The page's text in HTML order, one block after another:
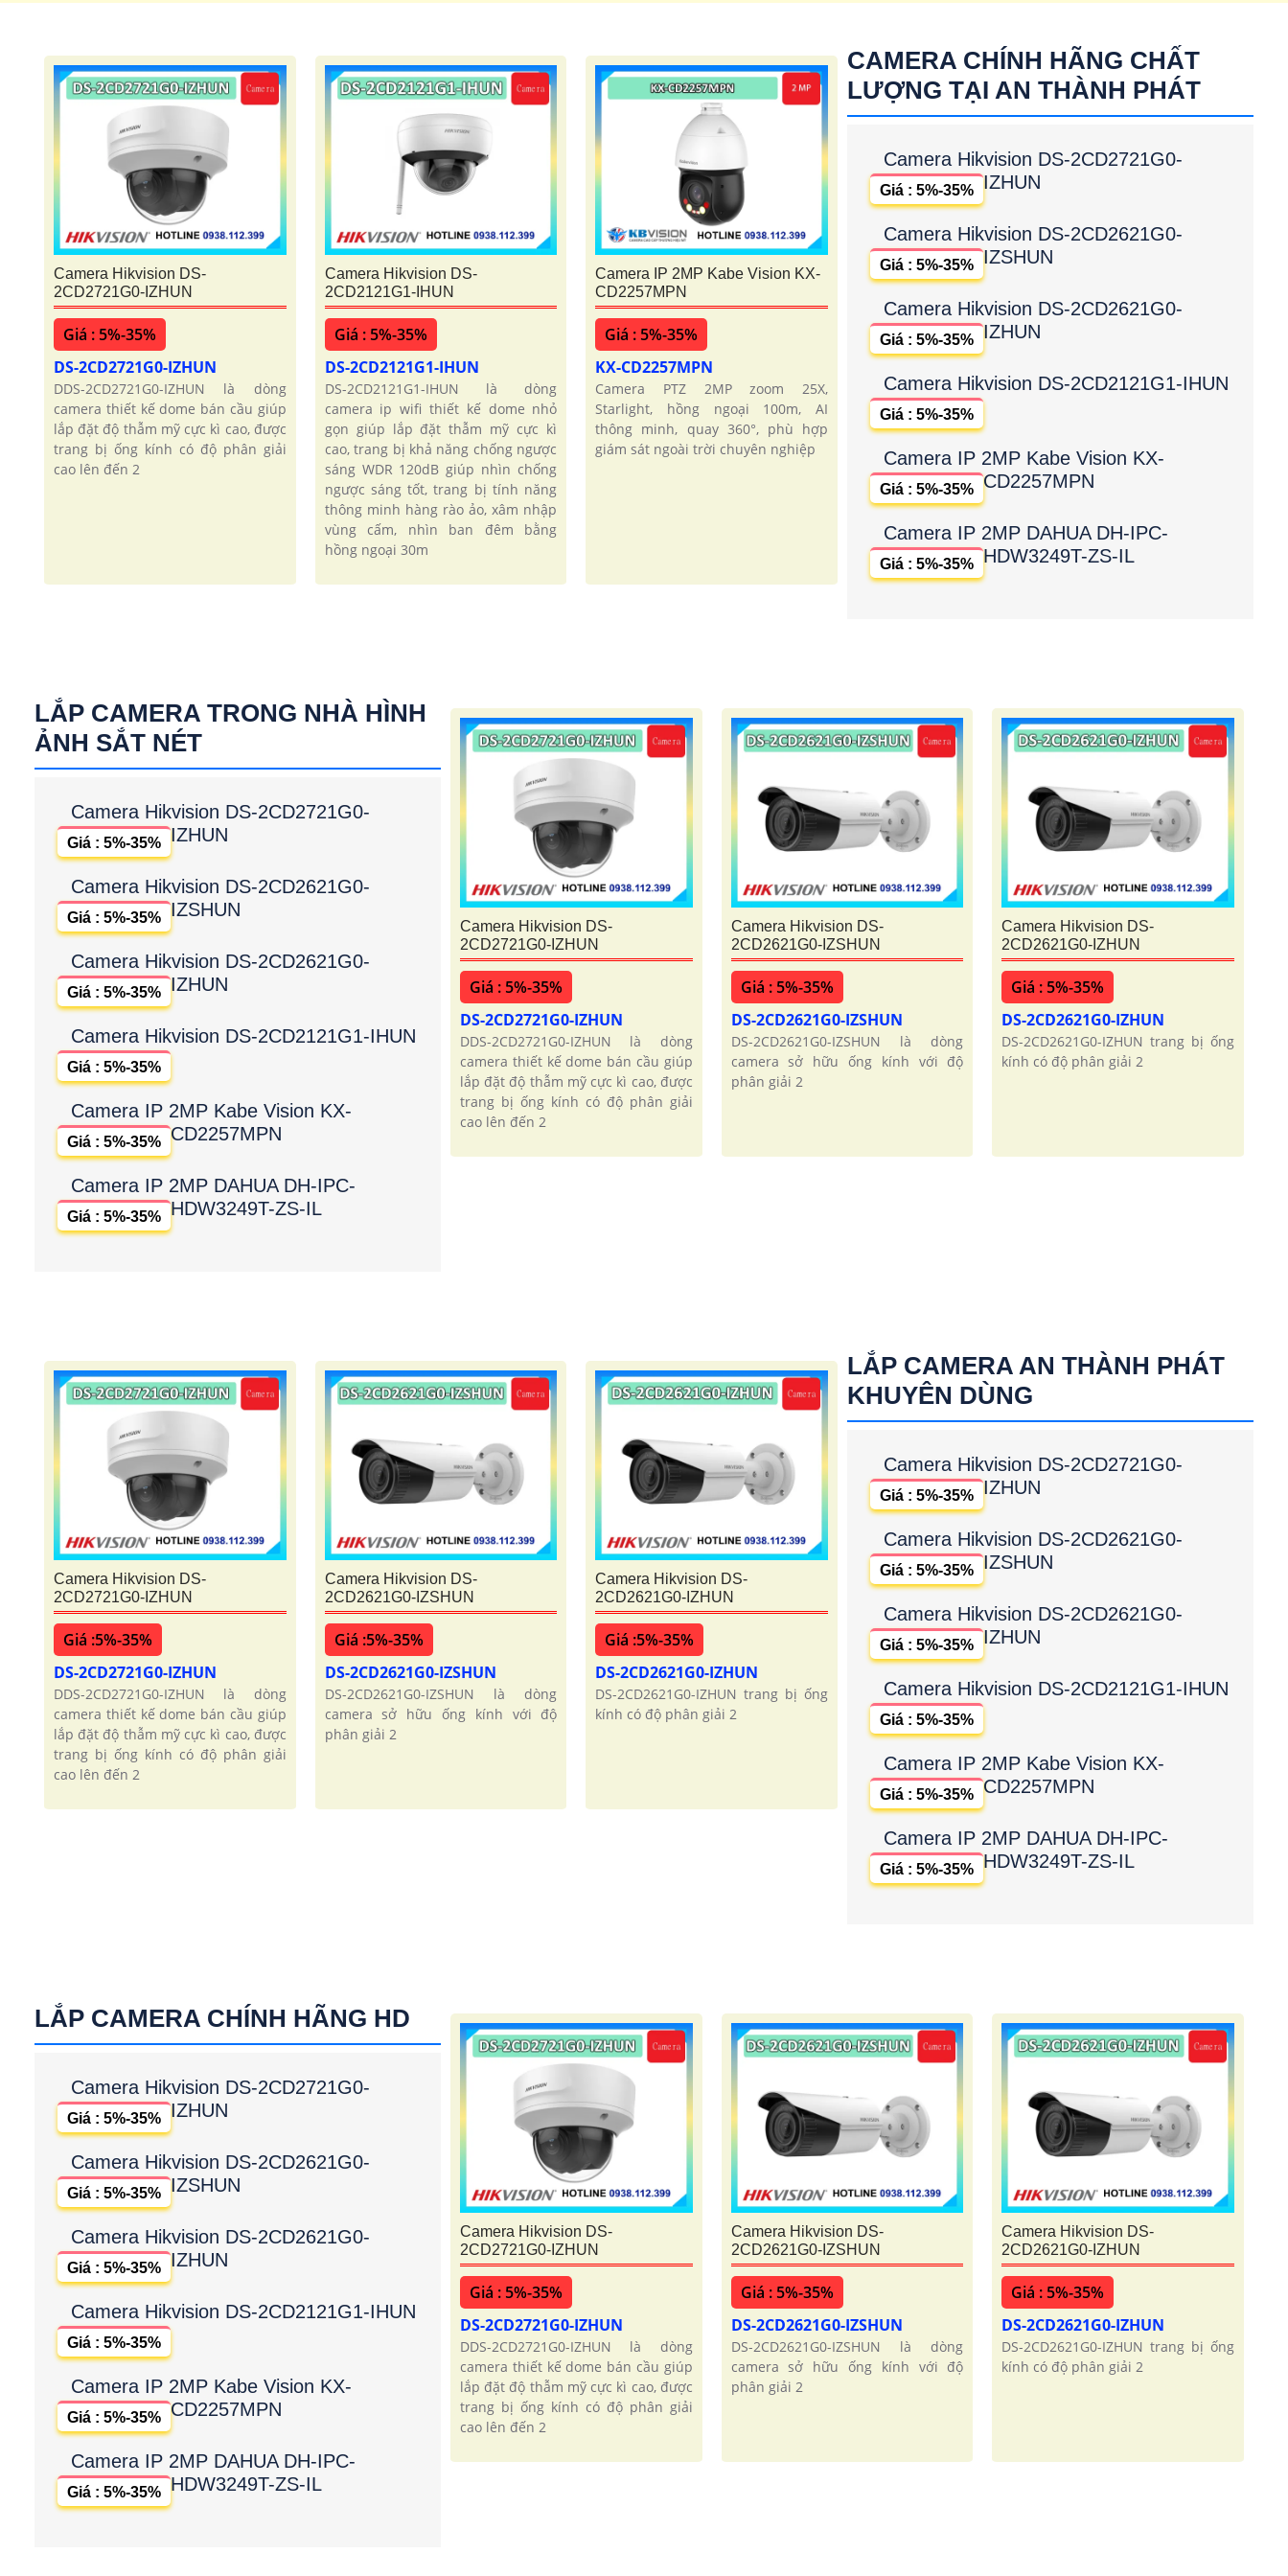
Camera Hikvision DS-
2CD2721G0-IZHUN
Giá : 5%-35%
DS-2CD2721G0-IZHUN
DDS-2CD2721G0-IZHUN là dòng
camera thiết kế dome bán cầu giúp
lắp đặt độ thẫm mỹ cực kì cao, được
trang bị ống kính có độ phân giải
cao lên đến 2
Camera Hikvision DS-
2CD2121G1-IHUN
Giá : 5%-35%
DS-2CD2121G1-IHUN
DS-2CD2121G1-IHUN là dòng
camera ip wifi thiết kế dome nhỏ
gọn giúp lắp đặt thẫm mỹ cực kì
cao, trang bị khả năng chống ngược
sáng WDR 120dB giúp nhìn chống
ngược sáng tốt, trang bị tính năng
thông minh hàng rào ảo, xâm nhập
vùng cấm, nhìn ban đêm bằng
hồng ngoại 30m
Camera IP 2MP Kabe Vision KX-
CD2257MPN
Giá : 5%-35%
KX-CD2257MPN
Camera PTZ 2MP zoom 25X,
Starlight, hồng ngoại 100m, AI
thông minh, quay 360°, phù hợp
giám sát ngoài trời chuyên nghiệp
CAMERA CHÍNH HÃNG CHẤT
LƯỢNG TẠI AN THÀNH PHÁT
Camera Hikvision DS-2CD2721G0-
IZHUN
Giá : 5%-35%
Camera Hikvision DS-2CD2621G0-
IZSHUN
Giá : 5%-35%
Camera Hikvision DS-2CD2621G0-
IZHUN
Giá : 5%-35%
Camera Hikvision DS-2CD2121G1-IHUN
Giá : 5%-35%
Camera IP 2MP Kabe Vision KX-
CD2257MPN
Giá : 5%-35%
Camera IP 2MP DAHUA DH-IPC-
HDW3249T-ZS-IL
Giá : 5%-35%
LẮP CAMERA TRONG NHÀ HÌNH
ẢNH SẮT NÉT
Camera Hikvision DS-2CD2721G0-
IZHUN
Giá : 5%-35%
Camera Hikvision DS-2CD2621G0-
IZSHUN
Giá : 5%-35%
Camera Hikvision DS-2CD2621G0-
IZHUN
Giá : 5%-35%
Camera Hikvision DS-2CD2121G1-IHUN
Giá : 5%-35%
Camera IP 2MP Kabe Vision KX-
CD2257MPN
Giá : 5%-35%
Camera IP 2MP DAHUA DH-IPC-
HDW3249T-ZS-IL
Giá : 5%-35%
Camera Hikvision DS-
2CD2721G0-IZHUN
Giá : 5%-35%
DS-2CD2721G0-IZHUN
DDS-2CD2721G0-IZHUN là dòng
camera thiết kế dome bán cầu giúp
lắp đặt độ thẫm mỹ cực kì cao, được
trang bị ống kính có độ phân giải
cao lên đến 2
Camera Hikvision DS-
2CD2621G0-IZSHUN
Giá : 5%-35%
DS-2CD2621G0-IZSHUN
DS-2CD2621G0-IZSHUN là dòng
camera sở hữu ống kính với độ
phân giải 2
Camera Hikvision DS-
2CD2621G0-IZHUN
Giá : 5%-35%
DS-2CD2621G0-IZHUN
DS-2CD2621G0-IZHUN trang bị ống
kính có độ phân giải 2
Camera Hikvision DS-
2CD2721G0-IZHUN
Giá :5%-35%
DS-2CD2721G0-IZHUN
DDS-2CD2721G0-IZHUN là dòng
camera thiết kế dome bán cầu giúp
lắp đặt độ thẫm mỹ cực kì cao, được
trang bị ống kính có độ phân giải
cao lên đến 2
Camera Hikvision DS-
2CD2621G0-IZSHUN
Giá :5%-35%
DS-2CD2621G0-IZSHUN
DS-2CD2621G0-IZSHUN là dòng
camera sở hữu ống kính với độ
phân giải 2
Camera Hikvision DS-
2CD2621G0-IZHUN
Giá :5%-35%
DS-2CD2621G0-IZHUN
DS-2CD2621G0-IZHUN trang bị ống
kính có độ phân giải 2
LẮP CAMERA AN THÀNH PHÁT
KHUYÊN DÙNG
Camera Hikvision DS-2CD2721G0-
IZHUN
Giá : 5%-35%
Camera Hikvision DS-2CD2621G0-
IZSHUN
Giá : 5%-35%
Camera Hikvision DS-2CD2621G0-
IZHUN
Giá : 5%-35%
Camera Hikvision DS-2CD2121G1-IHUN
Giá : 5%-35%
Camera IP 2MP Kabe Vision KX-
CD2257MPN
Giá : 5%-35%
Camera IP 2MP DAHUA DH-IPC-
HDW3249T-ZS-IL
Giá : 5%-35%
LẮP CAMERA CHÍNH HÃNG HD
Camera Hikvision DS-2CD2721G0-
IZHUN
Giá : 5%-35%
Camera Hikvision DS-2CD2621G0-
IZSHUN
Giá : 5%-35%
Camera Hikvision DS-2CD2621G0-
IZHUN
Giá : 5%-35%
Camera Hikvision DS-2CD2121G1-IHUN
Giá : 5%-35%
Camera IP 2MP Kabe Vision KX-
CD2257MPN
Giá : 5%-35%
Camera IP 2MP DAHUA DH-IPC-
HDW3249T-ZS-IL
Giá : 5%-35%
Camera Hikvision DS-
2CD2721G0-IZHUN
Giá : 5%-35%
DS-2CD2721G0-IZHUN
DDS-2CD2721G0-IZHUN là dòng
camera thiết kế dome bán cầu giúp
lắp đặt độ thẫm mỹ cực kì cao, được
trang bị ống kính có độ phân giải
cao lên đến 2
Camera Hikvision DS-
2CD2621G0-IZSHUN
Giá : 5%-35%
DS-2CD2621G0-IZSHUN
DS-2CD2621G0-IZSHUN là dòng
camera sở hữu ống kính với độ
phân giải 2
Camera Hikvision DS-
2CD2621G0-IZHUN
Giá : 5%-35%
DS-2CD2621G0-IZHUN
DS-2CD2621G0-IZHUN trang bị ống
kính có độ phân giải 2